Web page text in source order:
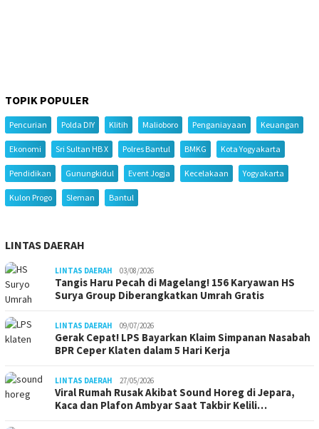
TOPIK POPULER
Pencurian Polda DIY Klitih Malioboro Penganiayaan Keuangan
Ekonomi Sri Sultan HB X Polres Bantul BMKG Kota Yogyakarta
Pendidikan Gunungkidul Event Jogja Kecelakaan Yogyakarta
Kulon Progo Sleman Bantul
LINTAS DAERAH
LINTAS DAERAH 03/08/2026
Tangis Haru Pecah di Magelang! 156 Karyawan HS
Surya Group Diberangkatkan Umrah Gratis
LINTAS DAERAH 09/07/2026
Gerak Cepat! LPS Bayarkan Klaim Simpanan Nasabah
BPR Ceper Klaten dalam 5 Hari Kerja
LINTAS DAERAH 27/05/2026
Viral Rumah Rusak Akibat Sound Horeg di Jepara,
Kaca dan Plafon Ambyar Saat Takbir Kelili…